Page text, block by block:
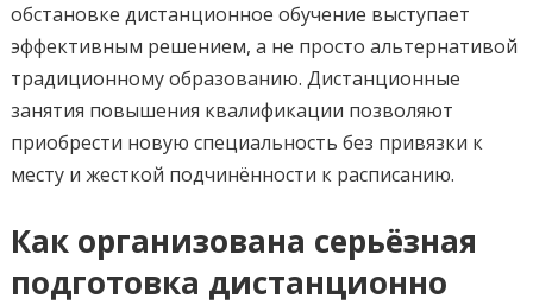
обстановке дистанционное обучение выступает
эффективным решением, а не просто альтернативой
традиционному образованию. Дистанционные
занятия повышения квалификации позволяют
приобрести новую специальность без привязки к
месту и жесткой подчинённости к расписанию.
Как организована серьёзная
подготовка дистанционно